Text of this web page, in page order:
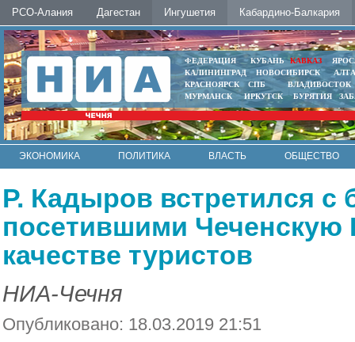
РСО-Алания Дагестан Ингушетия Кабардино-Балкария
ФЕДЕРАЦИЯ КУБАНЬ КАВКАЗ
КАЛИНИНГРАД
НОВОСИБИРСК
КРАСНОЯРСК
СПБ
ВЛАДИВОСТОК
МУРМАНСК
ИРКУТСК БУРЯТИЯ
ЭКОНОМИКА ПОЛИТИКА ВЛАСТЬ
ОБЩЕСТВО
Р. Кадыров встретился с
посетившими Чеченскую
качестве туристов
НИА-Чечня
Опубликовано: 18.03.2019 21:51